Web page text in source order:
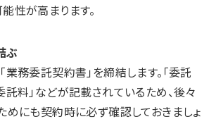
性が高まります。
ぶ
業務委託契約書」を締結します。「委託
託料」などが記載されているため、後々
めにも契約時に必ず確認しておきましょ